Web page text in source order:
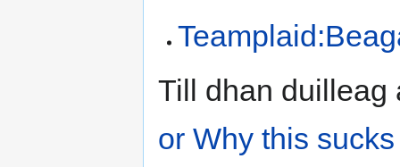
Till dhan
or Why this sucks